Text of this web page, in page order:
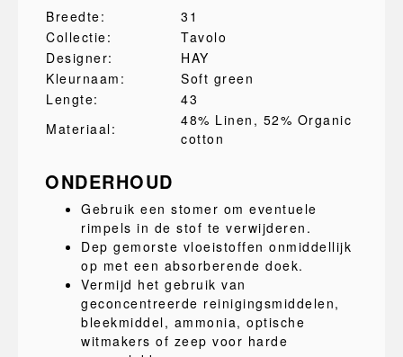
Breedte:
31
Collectie:
Tavolo
Designer:
HAY
Kleurnaam:
Soft green
Lengte:
43
Materiaal:
48% Linen , 52% Organic
cotton
ONDERHOUD
Gebruik een stomer om eventuele
rimpels in de stof te verwijderen.
Dep gemorste vloeistoffen onmiddellijk
op met een absorberende doek.
Vermijd het gebruik van
geconcentreerde reinigingsmiddelen,
bleekmiddel, ammonia, optische
witmakers of zeep voor harde